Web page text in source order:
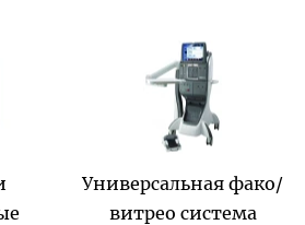
Универсальная фако/
витрео система